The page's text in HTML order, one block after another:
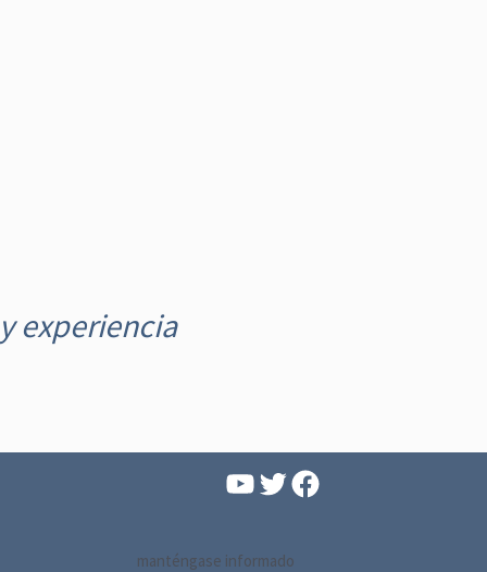
experiencia
YouTubeFacebook
manténgase informado